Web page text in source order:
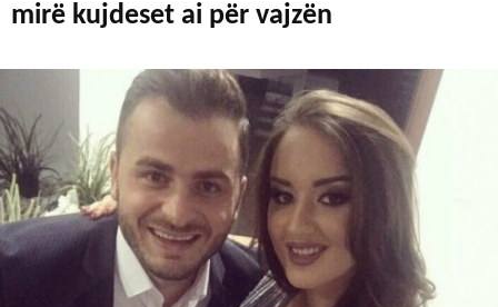
mirë kujdeset ai për vajzën